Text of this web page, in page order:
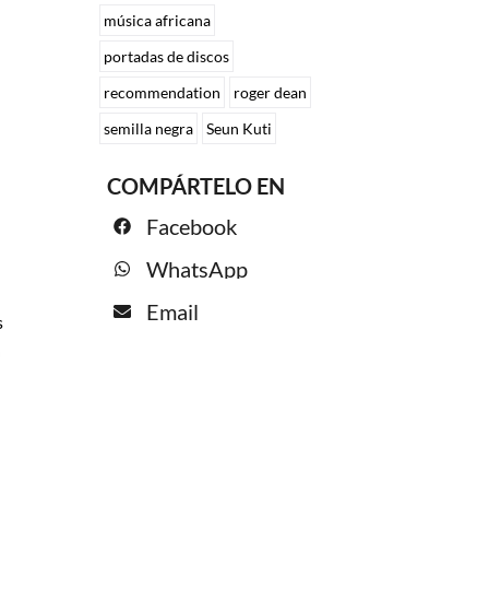
música africana
portadas de discos
recommendation
roger dean
semilla negra
Seun Kuti
COMPÁRTELO EN
Facebook
WhatsApp
Email